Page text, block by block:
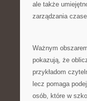
ale także
zarządzania
Ważnym
pokazują, że
przykładom
lecz pomaga
osób, które w